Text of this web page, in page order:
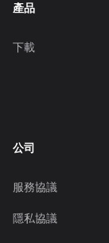
產品
下載
公司
服務協議
隱私協議